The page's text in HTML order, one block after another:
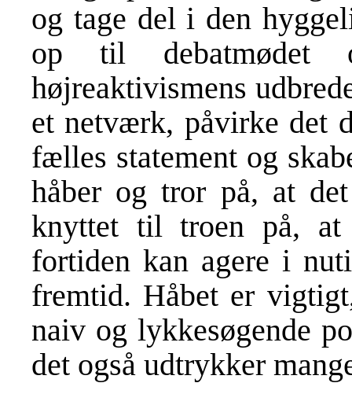
og tage del i den
op til debatmødet
højreaktivismens
et netværk, påvirke det
fælles statement og
håber og tror på, at
knyttet til troen på, at
fortiden kan agere i
fremtid. Håbet er
naiv og lykkesøgende
det også udtrykker